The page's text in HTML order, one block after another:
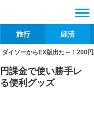
旅行 経済
ダイソーからEX版出た～！200
課金で使い勝手レ
便利グッズ